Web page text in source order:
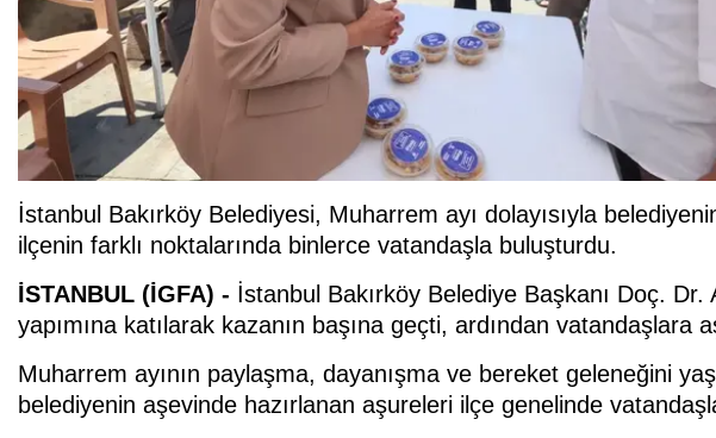
İstanbul Bakırköy Belediyesi, Muharrem ayı dolayısıyla
ilçenin farklı noktalarında binlerce vatandaşla buluşturdu.
İSTANBUL (İGFA) - İstanbul Bakırköy Belediye Başkanı Doç. Dr.
yapımına katılarak kazanın başına geçti, ardından vatandaşlara
Muharrem ayının paylaşma, dayanışma ve bereket geleneğini
belediyenin aşevinde hazırlanan aşureleri ilçe genelinde